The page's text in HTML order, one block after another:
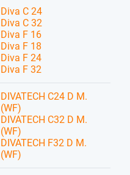
Diva C 24
Diva C 32
Diva F 16
Diva F 18
Diva F 24
Diva F 32
DIVATECH C24 D M.
(WF)
DIVATECH C32 D M.
(WF)
DIVATECH F32 D M.
(WF)